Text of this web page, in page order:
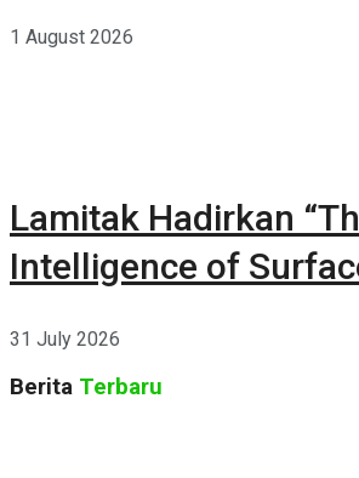
1 August 2026
Lamitak Hadirkan
Intelligence of
31 July 2026
Berita Terbaru